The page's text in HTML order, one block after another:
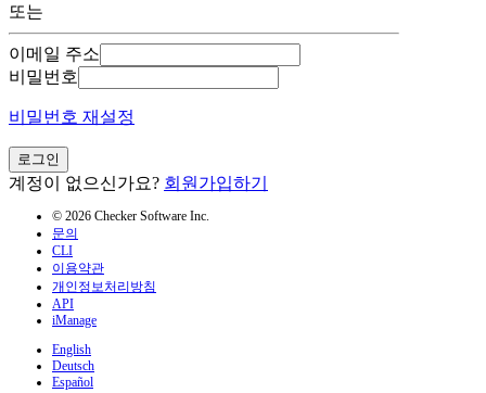
또는
이메일 주소
비밀번호
비밀번호 재설정
로그인
계정이 없으신가요? 회원가입하기
© 2026 Checker Software Inc.
문의
CLI
이용약관
개인정보처리방침
API
iManage
English
Deutsch
Español